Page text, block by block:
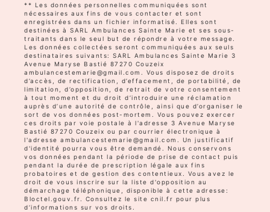
** Les données personnelles communiquées sont
nécessaires aux fins de vous contacter et sont
enregistrées dans un fichier informatisé. Elles sont
destinées à SARL Ambulances Sainte Marie et ses sous-
traitants dans le seul but de répondre à votre message.
Les données collectées seront communiquées aux seuls
destinataires suivants: SARL Ambulances Sainte Marie 3
Avenue Maryse Bastié 87270 Couzeix
ambulancestemarie@gmail.com. Vous disposez de droits
d’accès, de rectification, d’effacement, de portabilité, de
limitation, d’opposition, de retrait de votre consentement
à tout moment et du droit d’introduire une réclamation
auprès d’une autorité de contrôle, ainsi que d’organiser le
sort de vos données post-mortem. Vous pouvez exercer
ces droits par voie postale à l'adresse 3 Avenue Maryse
Bastié 87270 Couzeix ou par courrier électronique à
l'adresse ambulancestemarie@gmail.com. Un justificatif
d'identité pourra vous être demandé. Nous conservons
vos données pendant la période de prise de contact puis
pendant la durée de prescription légale aux fins
probatoires et de gestion des contentieux. Vous avez le
droit de vous inscrire sur la liste d'opposition au
démarchage téléphonique, disponible à cette adresse:
Bloctel.gouv.fr . Consultez le site cnil.fr pour plus
d’informations sur vos droits.